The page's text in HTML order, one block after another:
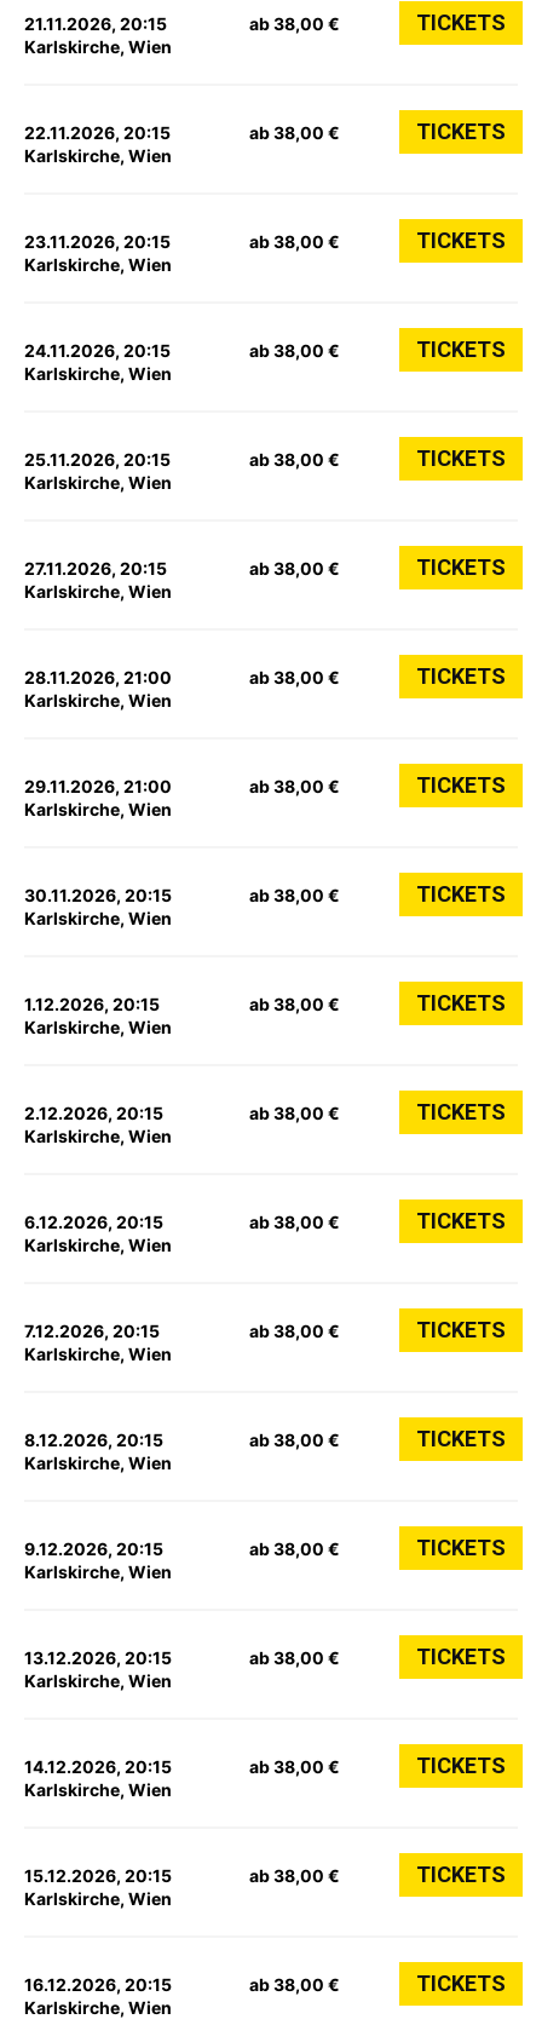
21.11.2026, 20:15
Karlskirche, Wien
ab 38,00 € TICKETS
22.11.2026, 20:15
Karlskirche, Wien
ab 38,00 € TICKETS
23.11.2026, 20:15
Karlskirche, Wien
ab 38,00 € TICKETS
24.11.2026, 20:15
Karlskirche, Wien
ab 38,00 € TICKETS
25.11.2026, 20:15
Karlskirche, Wien
ab 38,00 € TICKETS
27.11.2026, 20:15
Karlskirche, Wien
ab 38,00 € TICKETS
28.11.2026, 21:00
Karlskirche, Wien
ab 38,00 € TICKETS
29.11.2026, 21:00
Karlskirche, Wien
ab 38,00 € TICKETS
30.11.2026, 20:15
Karlskirche, Wien
ab 38,00 € TICKETS
1.12.2026, 20:15
Karlskirche, Wien
ab 38,00 € TICKETS
2.12.2026, 20:15
Karlskirche, Wien
ab 38,00 € TICKETS
6.12.2026, 20:15
Karlskirche, Wien
ab 38,00 € TICKETS
7.12.2026, 20:15
Karlskirche, Wien
ab 38,00 € TICKETS
8.12.2026, 20:15
Karlskirche, Wien
ab 38,00 € TICKETS
9.12.2026, 20:15
Karlskirche, Wien
ab 38,00 € TICKETS
13.12.2026, 20:15
Karlskirche, Wien
ab 38,00 € TICKETS
14.12.2026, 20:15
Karlskirche, Wien
ab 38,00 € TICKETS
15.12.2026, 20:15
Karlskirche, Wien
ab 38,00 € TICKETS
16.12.2026, 20:15
Karlskirche, Wien
ab 38,00 € TICKETS